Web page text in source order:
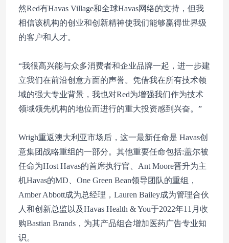
然Red有Havas Village和全球Havas网络的支持，但我
相信该机构的创业和创新精神使我们能够赢得世界级
的客户和人才。
“我很高兴能与众多消费者和企业品牌一起，进一步建
立我们在前沿创意方面的声誉。凭借我在所有技术领
域的强大专业背景，我也对Red为增强我们作为技术
领域领先机构的地位而进行的重大投资感到兴奋。”
Wrigh重返澳大利亚市场后，这一最新任命是 Havas创
意集团战略重组的一部分。其他重要任命包括:盖尔被
任命为Host Havas的首席执行官、Ant Moore晋升为主
机Havas的MD、One Green Bean领导团队的重组，
Amber Abbott成为总经理，Lauren Bailey成为管理合伙
人和创新总监以及Havas Health & You于2022年11月收
购Bastian Brands，为其产品组合增加医药广告专业知
识。